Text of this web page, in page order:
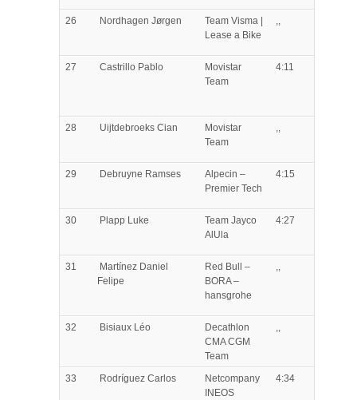
26 Nordhagen Jørgen
Team Visma |
Lease a Bike
,,
27 Castrillo Pablo
Movistar
Team
4:11
28 Uijtdebroeks Cian
Movistar
Team
,,
29 Debruyne Ramses
Alpecin –
Premier Tech
4:15
30 Plapp Luke
Team Jayco
AlUla
4:27
31 Martínez Daniel
Felipe
Red Bull –
BORA –
hansgrohe
,,
32 Bisiaux Léo
Decathlon
CMA CGM
Team
,,
33 Rodríguez Carlos
Netcompany
INEOS
4:34